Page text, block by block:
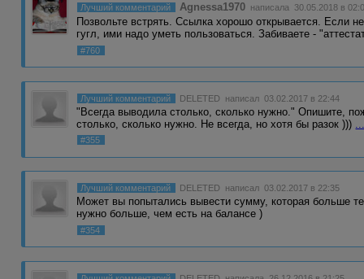
Лучший комментарий Agnessa1970 написала 30.05.2018 в
Позвольте встрять. Ссылка хорошо открывается. Если
гугл, ими надо уметь пользоваться. Забиваете -
#760
Лучший комментарий DELETED написал 03.02.2017 в 22:44
"Всегда выводила столько, сколько нужно." Опишите,
столько, сколько нужно. Не всегда, но хотя бы разок )))
#355
Лучший комментарий DELETED написал 03.02.2017 в 22:35
Может вы попытались вывести сумму, которая больше
нужно больше, чем есть на балансе )
#354